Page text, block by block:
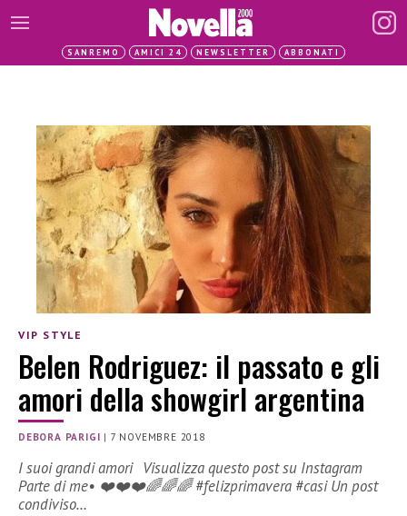
SANREMO AMICI 24 NEWSLETTER ABBONATI
VIP STYLE
Belen Rodriguez: il passato e gli
amori della showgirl argentina
DEBORA PARIGI | 7 NOVEMBRE 2018
I suoi grandi amori Visualizza questo post su Instagram
Parte di me• ❤️❤️❤️🌈🌈🌈 #felizprimavera #casi Un post
condiviso…